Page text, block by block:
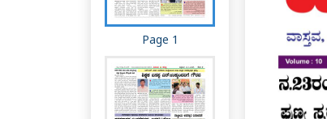
Page 1